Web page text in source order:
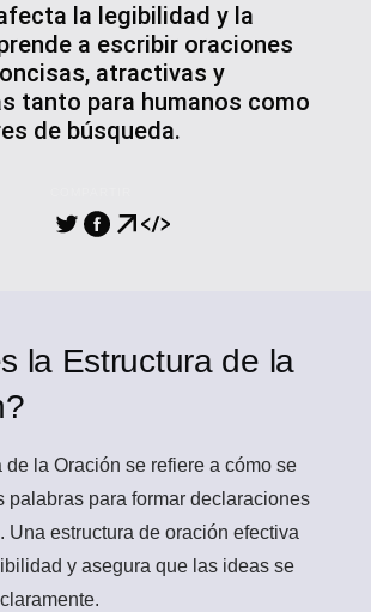
la legibilidad y la
a escribir oraciones
atractivas y
tanto para humanos como
de búsqueda.
la Estructura de la
de la Oración se refiere a cómo se
palabras para formar declaraciones
Una estructura de oración efectiva
y asegura que las ideas se